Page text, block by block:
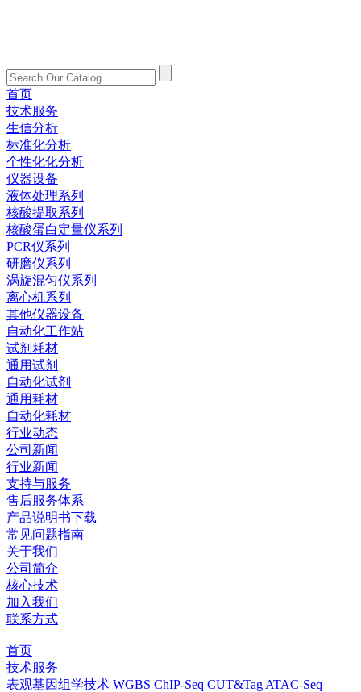
首页
技术服务
生信分析
标准化分析
个性化化分析
仪器设备
液体处理系列
核酸提取系列
核酸蛋白定量仪系列
PCR仪系列
研磨仪系列
涡旋混匀仪系列
离心机系列
其他仪器设备
自动化工作站
试剂耗材
通用试剂
自动化试剂
通用耗材
自动化耗材
行业动态
公司新闻
行业新闻
支持与服务
售后服务体系
产品说明书下载
常见问题指南
关于我们
公司简介
核心技术
加入我们
联系方式
首页
技术服务
表观基因组学技术 WGBS ChIP-Seq CUT&Tag ATAC-Seq